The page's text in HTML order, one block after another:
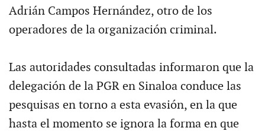
Adrián Campos Hernández, otro de los
operadores de la organización criminal.
Las autoridades consultadas informaron que la
delegación de la PGR en Sinaloa conduce las
pesquisas en torno a esta evasión, en la que
hasta el momento se ignora la forma en que